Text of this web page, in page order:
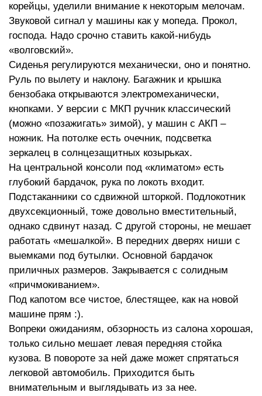
корейцы, уделили внимание к некоторым мелочам.
Звуковой сигнал у машины как у мопеда. Прокол,
господа. Надо срочно ставить какой-нибудь
«волговский».
Сиденья регулируются механически, оно и понятно.
Руль по вылету и наклону. Багажник и крышка
бензобака открываются электромеханически,
кнопками. У версии с МКП ручник классический
(можно «позажигать» зимой), у машин с АКП –
ножник. На потолке есть очечник, подсветка
зеркалец в солнцезащитных козырьках.
На центральной консоли под «климатом» есть
глубокий бардачок, рука по локоть входит.
Подстаканники со сдвижной шторкой. Подлокотник
двухсекционный, тоже довольно вместительный,
однако сдвинут назад. С другой стороны, не мешает
работать «мешалкой». В передних дверях ниши с
выемками под бутылки. Основной бардачок
приличных размеров. Закрывается с солидным
«причмокиванием».
Под капотом все чистое, блестящее, как на новой
машине прям :).
Вопреки ожиданиям, обзорность из салона хорошая,
только сильно мешает левая передняя стойка
кузова. В повороте за ней даже может спрятаться
легковой автомобиль. Приходится быть
внимательным и выглядывать из за нее.